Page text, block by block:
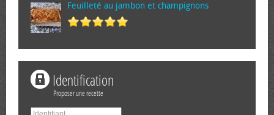
Feuilleté au jambon et champignons
Identification
Proposer une recette